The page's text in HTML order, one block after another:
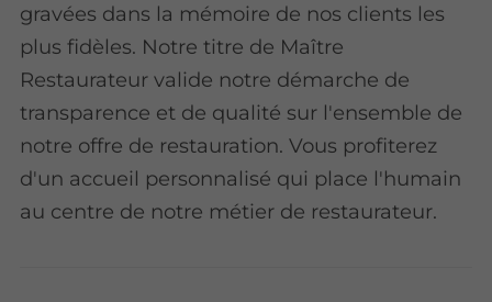
gravées dans la mémoire de nos clients les
plus fidèles. Notre titre de Maître
Restaurateur valide notre démarche de
transparence et de qualité sur l'ensemble de
notre offre de restauration. Vous profiterez
d'un accueil personnalisé qui place l'humain
au centre de notre métier de restaurateur.